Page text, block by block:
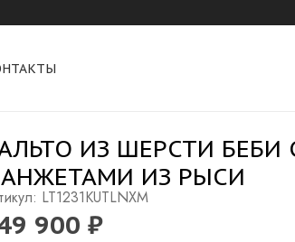
ИЗ ШЕРСТИ БЕБИ
ИЗ РЫСИ
LT1231KUTLNXM
900 ₽